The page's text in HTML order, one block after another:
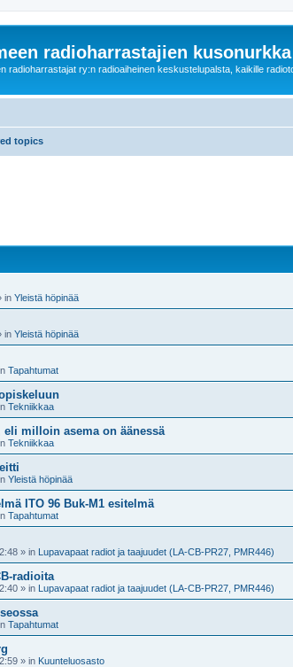
radioharrastajien kusonurkka
radioharrastajat ry:n radioaiheinen keskustelupalsta, kaikille
topics
in Yleistä höpinää
in Yleistä höpinää
Tapahtumat
Tekniikkaa
eli milloin asema on äänessä
Tekniikkaa
Yleistä höpinää
ITO 96 Buk-M1 esitelmä
Tapahtumat
» in Lupavapaat radiot ja taajuudet (LA-CB-PR27, PMR446)
radioita
» in Lupavapaat radiot ja taajuudet (LA-CB-PR27, PMR446)
Tapahtumat
» in Kuunteluosasto